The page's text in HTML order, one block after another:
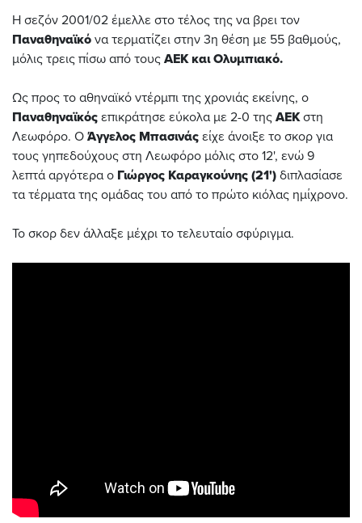
Η σεζόν 2001/02 έμελλε στο τέλος της να βρει τον
Παναθηναϊκό να τερματίζει στην 3η θέση με 55 βαθμούς,
μόλις τρεις πίσω από τους ΑΕΚ και Ολυμπιακό.
Ως προς το αθηναϊκό ντέρμπι της χρονιάς εκείνης, ο
Παναθηναϊκός επικράτησε εύκολα με 2-0 της ΑΕΚστη
Λεωφόρο. Ο Άγγελος Μπασινάς είχε άνοιξε το σκορ για
τους γηπεδούχους στη Λεωφόρο μόλις στο 12', ενώ 9
λεπτά αργότερα ο Γιώργος Καραγκούνης (21') διπλασίασε
τα τέρματα της ομάδας του από το πρώτο κιόλας ημίχρονο.
Το σκορ δεν άλλαξε μέχρι το τελευταίο σφύριγμα.